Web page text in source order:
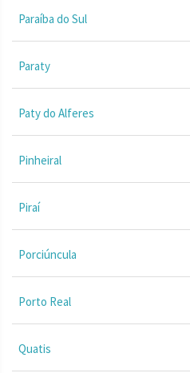
Paraíba do Sul
Paraty
Paty do Alferes
Pinheiral
Piraí
Porciúncula
Porto Real
Quatis